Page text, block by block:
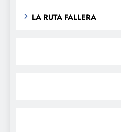
LA RUTA FALLERA